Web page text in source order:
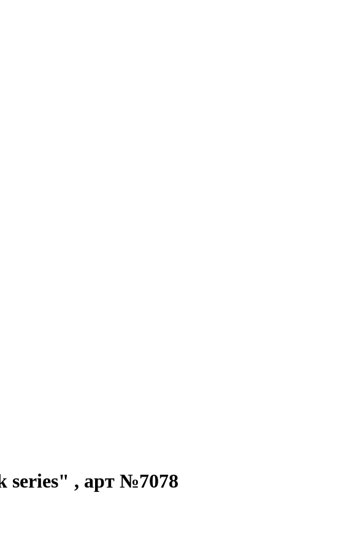
series" , арт №7078